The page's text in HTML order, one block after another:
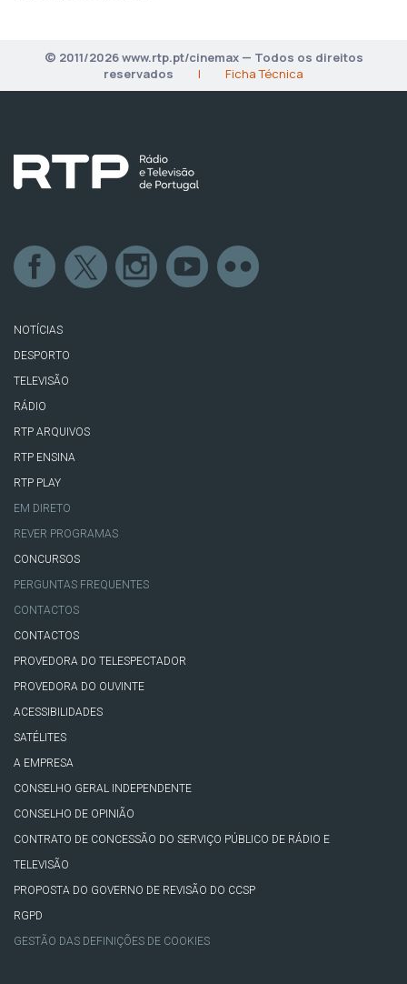
© 2011/2026 www.rtp.pt/cinemax — Todos os direitos
reservados
| Ficha Técnica
NOTÍCIAS
DESPORTO
TELEVISÃO
RÁDIO
RTP ARQUIVOS
RTP ENSINA
RTP PLAY
EM DIRETO
REVER PROGRAMAS
CONCURSOS
PERGUNTAS FREQUENTES
CONTACTOS
CONTACTOS
PROVEDORA DO TELESPECTADOR
PROVEDORA DO OUVINTE
ACESSIBILIDADES
SATÉLITES
A EMPRESA
CONSELHO GERAL INDEPENDENTE
CONSELHO DE OPINIÃO
CONTRATO DE CONCESSÃO DO SERVIÇO PÚBLICO DE RÁDIO E
TELEVISÃO
PROPOSTA DO GOVERNO DE REVISÃO DO CCSP
RGPD
GESTÃO DAS DEFINIÇÕES DE COOKIES